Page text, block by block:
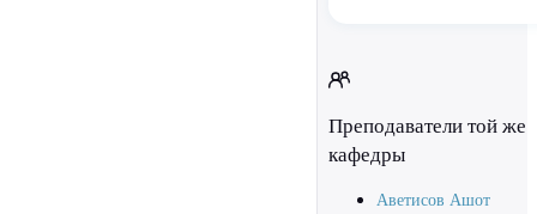
Преподаватели той же
кафедры
Аветисов Ашот